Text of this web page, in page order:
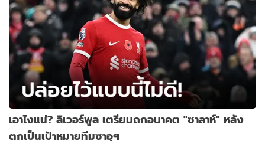
เอาไงแน่? ลิเวอร์พูล เตรียมถกอนาคต "ซาลาห์" หลัง
ตกเป็นเป้าหมายทีมซาอุฯ